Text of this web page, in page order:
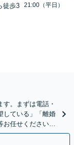
徒歩3
21:00（平日）
す。まずは電話・
している」「離婚
お任せください。